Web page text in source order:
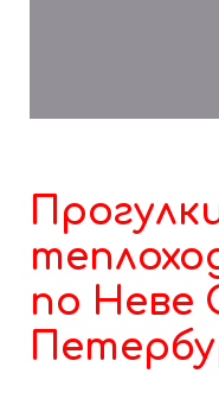
по Неве